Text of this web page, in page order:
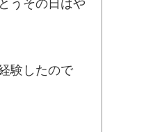
うその日はや
験したので